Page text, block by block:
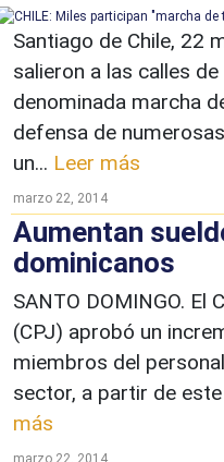
Santiago de Chile, 22
salieron a las calles
denominada marcha
defensa de
un... Leer más
marzo 22, 2014
Aumentan
dominicanos
SANTO DOMINGO. El
(CPJ) aprobó un
miembros del
sector, a partir de
más
marzo 22, 2014